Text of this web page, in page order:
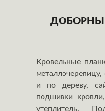
Кровельные
и по дереву,
подшивки
утеплитель.